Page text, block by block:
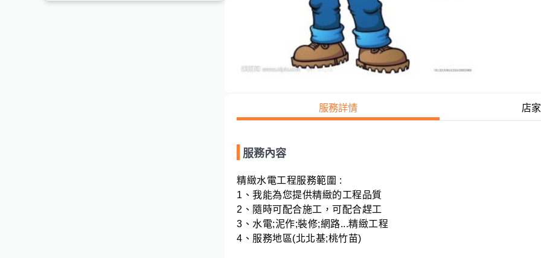
服務詳情 店
服務內容
精緻水電工程服務範圍 :
1、我能為您提供精緻的工程品質
2、隨時可配合施工，可配合趕工
3、水電;泥作;裝修;網路...精緻工程
4、服務地區(北北基;桃竹苗)